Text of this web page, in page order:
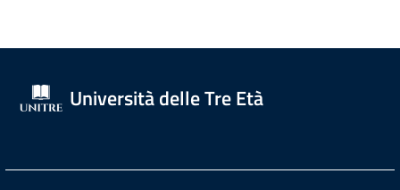
Università delle Tre Età